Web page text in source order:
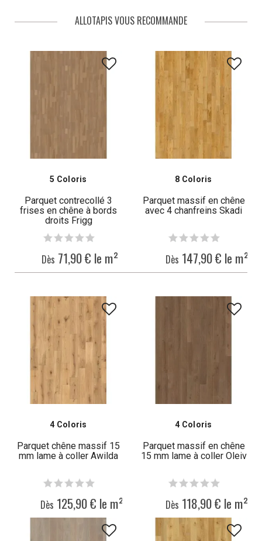
couleurs ne font que sublimer cette décoration. Découvrez nos parquets
ALLOTAPIS VOUS RECOMMANDE
5 Coloris
Parquet contrecollé 3
frises en chêne à bords
droits Frigg
Dès 71,90 € le m²
8 Coloris
Parquet massif en chêne
avec 4 chanfreins Skadi
Dès 147,90 € le m²
4 Coloris
Parquet chêne massif 15
mm lame à coller Awilda
Dès 125,90 € le m²
4 Coloris
Parquet massif en chêne
15 mm lame à coller Oleiv
Dès 118,90 € le m²